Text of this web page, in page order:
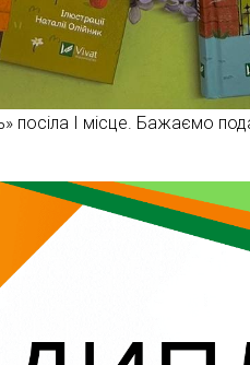
посіла І місце. Бажаємо